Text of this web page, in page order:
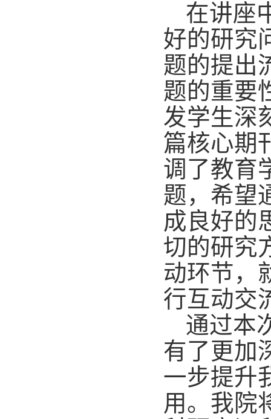
在讲座
好的研究
题的提出
题的重要
发学生深
篇核心期
调了教育
题，希望
成良好的
切的研究
动环节，
行互动交
通过本
有了更加
一步提升
用。我院